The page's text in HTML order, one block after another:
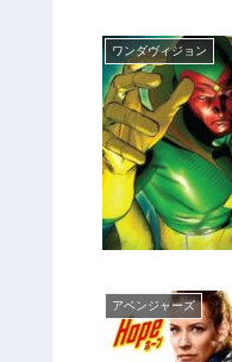
ワンダヴィジョン
アベンジャーズ